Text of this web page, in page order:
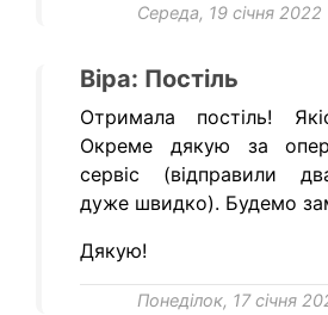
Середа, 19 січня 2022
Віра: Постіль
Отримала постіль!
Окреме дякую за
сервіс (відправили
дуже швидко). Будемо
Дякую!
Понеділок, 17 січня